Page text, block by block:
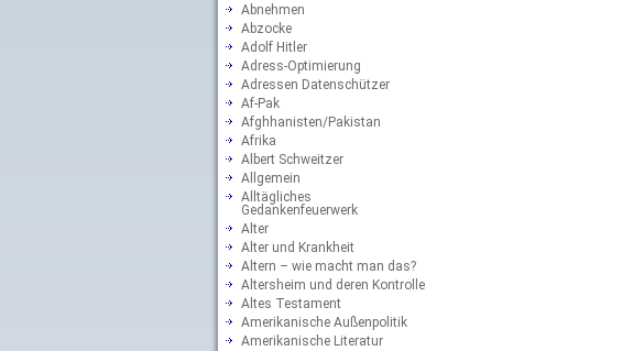
Abnehmen
Abzocke
Adolf Hitler
Adress-Optimierung
Adressen Datenschützer
Af-Pak
Afghhanisten/Pakistan
Afrika
Albert Schweitzer
Allgemein
Alltägliches
Gedankenfeuerwerk
Alter
Alter und Krankheit
Altern – wie macht man das?
Altersheim und deren Kontrolle
Altes Testament
Amerikanische Außenpolitik
Amerikanische Literatur